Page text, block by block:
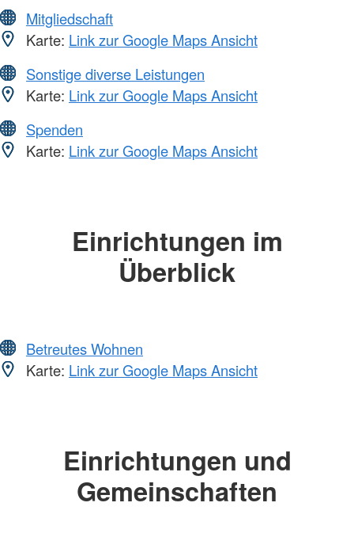
Mitgliedschaft
Karte: Link zur Google Maps Ansicht
Sonstige diverse Leistungen
Karte: Link zur Google Maps Ansicht
Spenden
Karte: Link zur Google Maps Ansicht
Einrichtungen im
Überblick
Betreutes Wohnen
Karte: Link zur Google Maps Ansicht
Einrichtungen und
Gemeinschaften